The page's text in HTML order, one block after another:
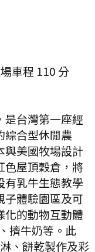
車程 110 分
是台灣第一座經
綜合型休閒農
與美國牧場設計
色屋頂穀倉，將
有乳牛生態教學
子體驗園區及可
化的動物互動體
擠牛奶等。此
、餅乾製作及彩